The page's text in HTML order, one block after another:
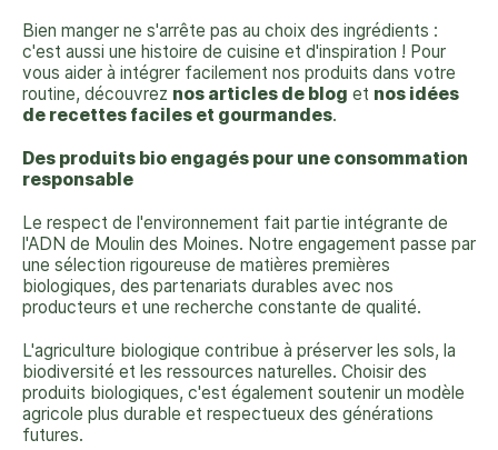
Bien manger ne s'arrête pas au choix des ingrédients :
c'est aussi une histoire de cuisine et d'inspiration ! Pour
vous aider à intégrer facilement nos produits dans votre
routine, découvrez nos articles de blog et nos idées
de recettes faciles et gourmandes.
Des produits bio engagés pour une consommation
responsable
Le respect de l'environnement fait partie intégrante de
l'ADN de Moulin des Moines. Notre engagement passe par
une sélection rigoureuse de matières premières
biologiques, des partenariats durables avec nos
producteurs et une recherche constante de qualité.
L'agriculture biologique contribue à préserver les sols, la
biodiversité et les ressources naturelles. Choisir des
produits biologiques, c'est également soutenir un modèle
agricole plus durable et respectueux des générations
futures.